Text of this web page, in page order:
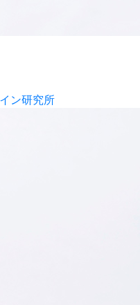
ン研究所